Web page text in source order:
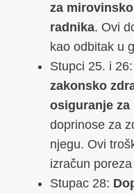
za
radnika. Ovi
kao odbitak u
Stupci 25. i 26:
zakonsko
osiguranje za
doprinose za
njegu. Ovi
izračun
Stupac 28: